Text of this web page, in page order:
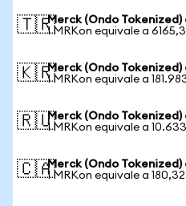
🇹🇷Merck (Ondo
1 MRKon equivale a
🇰🇷Merck (Ondo Tokenized)
1 MRKon equivale a
🇷🇺Merck (Ondo Tokenized)
1 MRKon equivale a
🇨🇦Merck (Ondo
1 MRKon equivale a 180,32